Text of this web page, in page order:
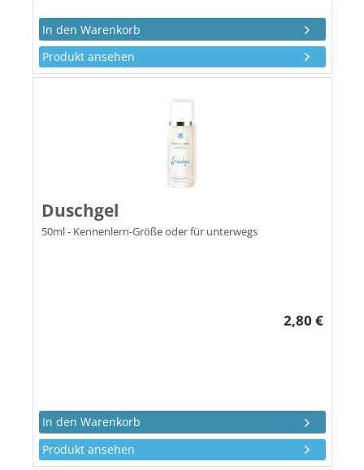
Produkt ansehen
Duschgel
50ml - Kennenlern-Größe oder für unterwegs
2,80 €
Produkt ansehen